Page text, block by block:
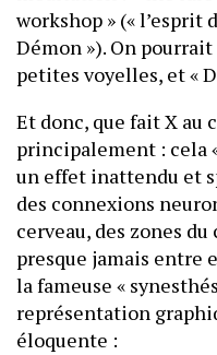
workshop » (« l’esprit
Démon »). On
petites voyelles, et «
Et donc, que fait X au
principalement : cela
un effet inattendu et
des connexions
cerveau, des zones
presque jamais entre
la fameuse «
représentation
éloquente :